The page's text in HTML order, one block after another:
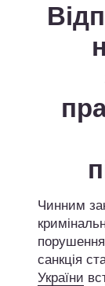
Чинним
санкція
України